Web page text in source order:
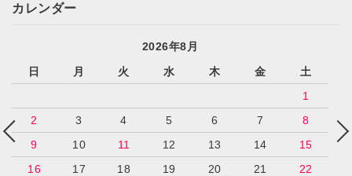
カレンダー
2026年8月
日
月 火 水 木 金
土
1
2
3 4 5 6 7
8
9
10 11 12 13 14
15
16
17 18 19 20 21
22